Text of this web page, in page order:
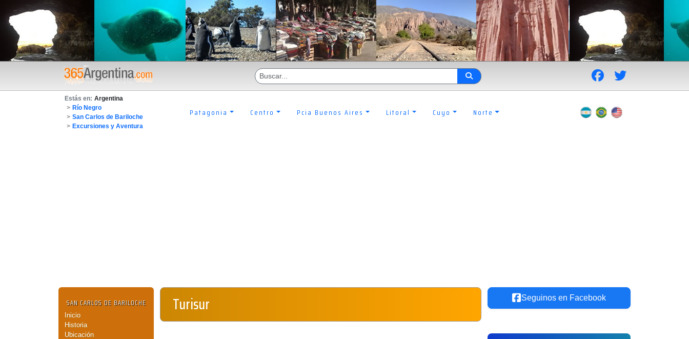
Estás en: Argentina
> Río Negro
> San Carlos de Bariloche
> Excursiones y Aventura
Patagonia Centro Pcia Buenos Aires Litoral Cuyo Norte
SAN CARLOS DE BARILOCHE
Inicio
Historia
Ubicación
Turisur Seguinos en Facebook